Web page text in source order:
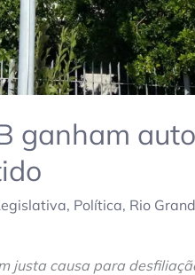
ganham
, Política, Rio
justa causa para